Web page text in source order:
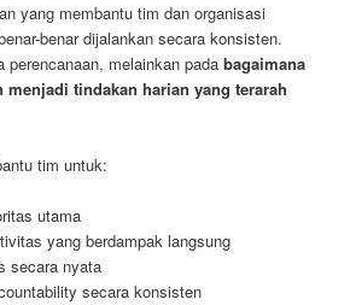
yang membantu tim dan organisasi
benar dijalankan secara konsisten.
perencanaan, melainkan padabagaimana
menjadi tindakan harian yang terarah
tim untuk:
utama
yang berdampak langsung
secara nyata
secara konsisten